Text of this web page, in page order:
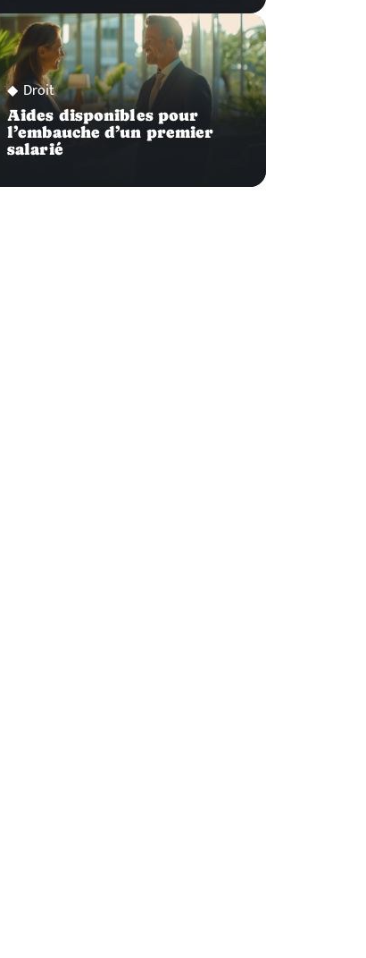
Droit
Aides disponibles pour
l’embauche d’un premier
salarié